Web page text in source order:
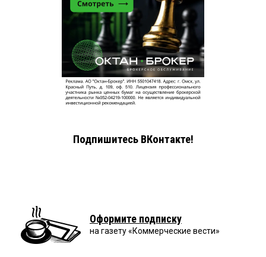
Подпишитесь ВКонтакте!
Оформите подписку
на газету «Коммерческие вести»